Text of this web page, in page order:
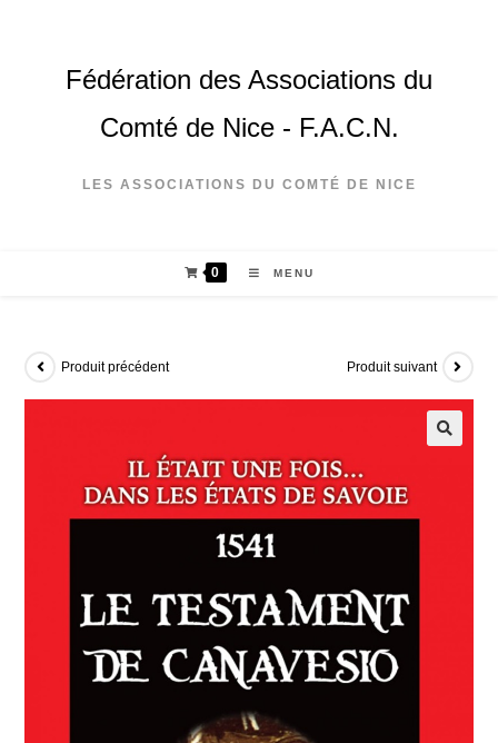
Fédération des Associations du
Comté de Nice - F.A.C.N.
LES ASSOCIATIONS DU COMTÉ DE NICE
0 MENU
Produit précédent Produit suivant